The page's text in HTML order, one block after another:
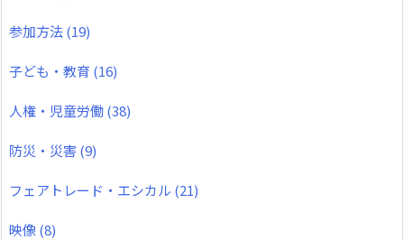
参加方法(19)
子ども・教育 (16)
人権・児童労働(38)
防災・災害(9)
フェアトレード・エシカル (21)
映像(8)